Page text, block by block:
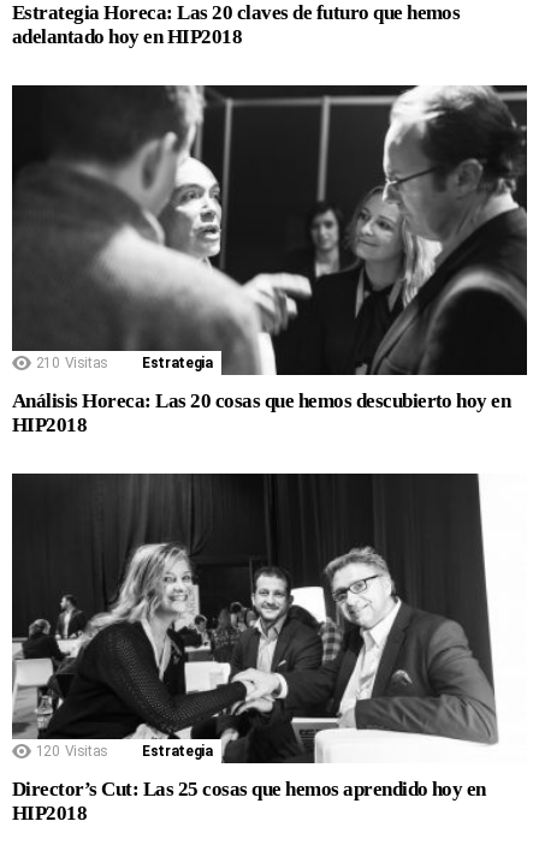
Estrategia Horeca: Las 20 claves de futuro que hemos
adelantado hoy en HIP2018
210 Visitas Estrategia
Análisis Horeca: Las 20 cosas que hemos descubierto hoy en
HIP2018
120 Visitas Estrategia
Director’s Cut: Las 25 cosas que hemos aprendido hoy en
HIP2018